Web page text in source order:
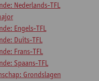
Nederlands-TFL
Engels-TFL
Duits-TFL
Frans-TFL
Spaans-TFL
Grondslagen